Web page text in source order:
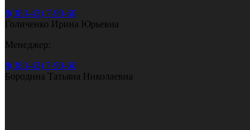
8(383-43) 7-90-60
Голиченко Ирина Юрьевна
Менеджер:
8(383-43) 7-90-60
Бородина Татьяна Николаевна